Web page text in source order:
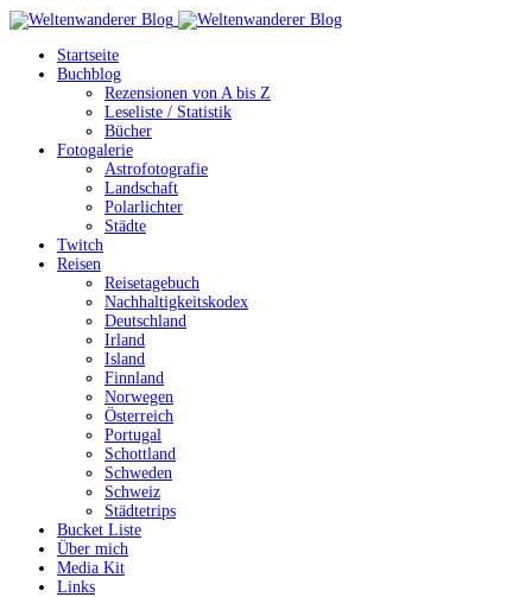
Startseite
Buchblog
Rezensionen von A bis Z
Leseliste / Statistik
Bücher
Fotogalerie
Astrofotografie
Landschaft
Polarlichter
Städte
Twitch
Reisen
Reisetagebuch
Nachhaltigkeitskodex
Deutschland
Irland
Island
Finnland
Norwegen
Österreich
Portugal
Schottland
Schweden
Schweiz
Städtetrips
Bucket Liste
Über mich
Media Kit
Links